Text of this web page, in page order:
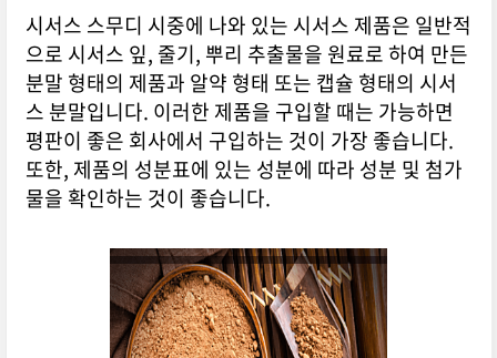
시서스 스무디 시중에 나와 있는 시서스 제품은 일반적
으로 시서스 잎, 줄기, 뿌리 추출물을 원료로 하여 만든
분말 형태의 제품과 알약 형태 또는 캡슐 형태의 시서
스 분말입니다. 이러한 제품을 구입할 때는 가능하면
평판이 좋은 회사에서 구입하는 것이 가장 좋습니다.
또한, 제품의 성분표에 있는 성분에 따라 성분 및 첨가
물을 확인하는 것이 좋습니다.